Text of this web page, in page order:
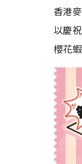
香港
以慶
櫻花